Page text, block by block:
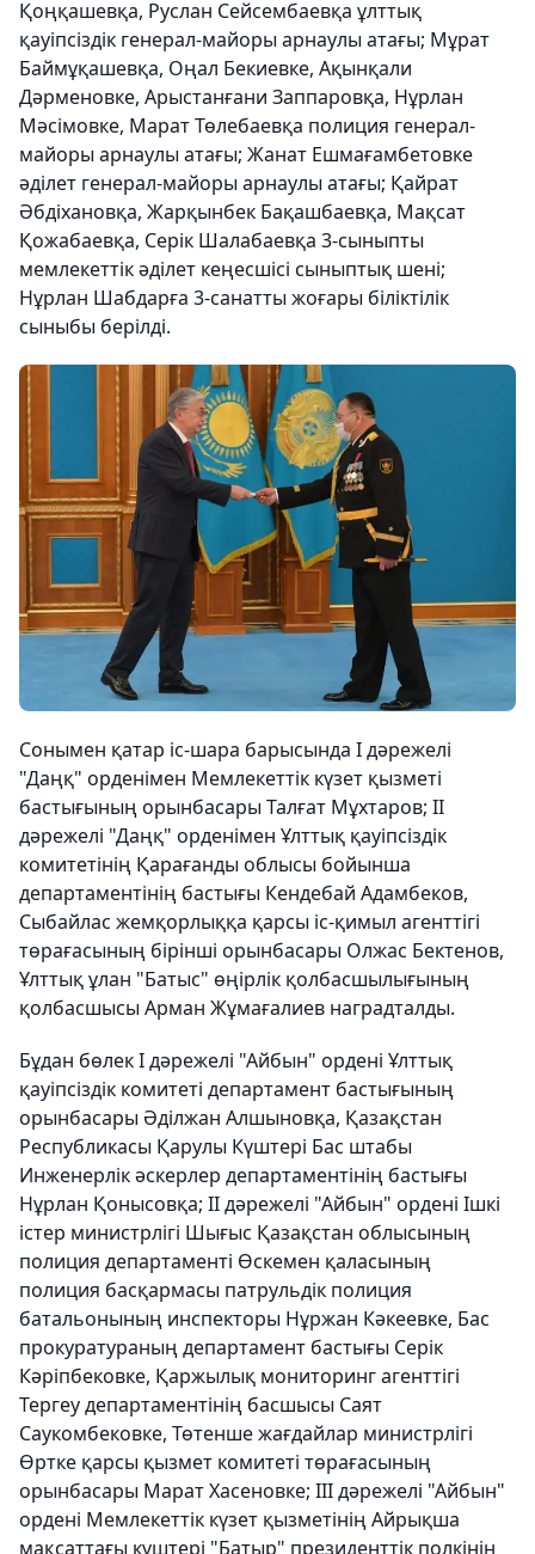
Қоңқашевқа, Руслан Сейсембаевқа ұлттық
қауіпсіздік генерал-майоры арнаулы атағы; Мұрат
Баймұқашевқа, Оңал Бекиевке, Ақынқали
Дәрменовке, Арыстанғани Заппаровқа, Нұрлан
Мәсімовке, Марат Төлебаевқа полиция генерал-
майоры арнаулы атағы; Жанат Ешмағамбетовке
әділет генерал-майоры арнаулы атағы; Қайрат
Әбдіхановқа, Жарқынбек Бақашбаевқа, Мақсат
Қожабаевқа, Серік Шалабаевқа 3-сыныпты
мемлекеттік әділет кеңесшісі сыныптық шені;
Нұрлан Шабдарға 3-санатты жоғары біліктілік
сыныбы берілді.
Сонымен қатар іс-шара барысында І дәрежелі
"Даңқ" орденімен Мемлекеттік күзет қызметі
бастығының орынбасары Талғат Мұхтаров; ІІ
дәрежелі "Даңқ" орденімен Ұлттық қауіпсіздік
комитетінің Қарағанды облысы бойынша
департаментінің бастығы Кендебай Адамбеков,
Сыбайлас жемқорлыққа қарсы іс-қимыл агенттігі
төрағасының бірінші орынбасары Олжас Бектенов,
Ұлттық ұлан "Батыс" өңірлік қолбасшылығының
қолбасшысы Арман Жұмағалиев наградталды.
Бұдан бөлек І дәрежелі "Айбын" ордені Ұлттық
қауіпсіздік комитеті департамент бастығының
орынбасары Әділжан Алшыновқа, Қазақстан
Республикасы Қарулы Күштері Бас штабы
Инженерлік әскерлер департаментінің бастығы
Нұрлан Қонысовқа; ІІ дәрежелі "Айбын" ордені Ішкі
істер министрлігі Шығыс Қазақстан облысының
полиция департаменті Өскемен қаласының
полиция басқармасы патрульдік полиция
батальонының инспекторы Нұржан Кәкеевке, Бас
прокуратураның департамент бастығы Серік
Кәріпбековке, Қаржылық мониторинг агенттігі
Тергеу департаментінің басшысы Саят
Саукомбековке, Төтенше жағдайлар министрлігі
Өртке қарсы қызмет комитеті төрағасының
орынбасары Марат Хасеновке; ІІІ дәрежелі "Айбын"
ордені Мемлекеттік күзет қызметінің Айрықша
мақсаттағы күштері "Батыр" президенттік полкінің